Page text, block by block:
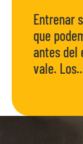
Entrenar
que
antes del
vale.